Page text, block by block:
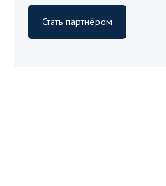
Стать партнёром